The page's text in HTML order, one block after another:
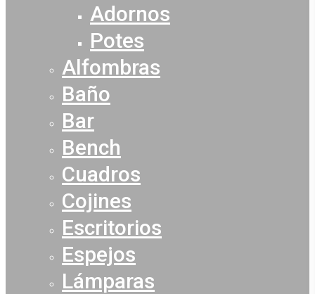
Adornos
Potes
Alfombras
Baño
Bar
Bench
Cuadros
Cojines
Escritorios
Espejos
Lámparas